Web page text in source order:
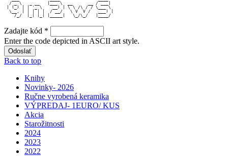
  / _ \   _ __   |___ \  __      __ / ___|
| (_) | | '_ \    __) | \ \ /\ / / \___ \
  \__, | | | | |  / __/   \ V  V /   ___) |
    /_/  |_| |_| |_____|   \_/\_/   |____/
Zadajte kód *
Enter the code depicted in ASCII art style.
Back to top
Knihy
Novinky- 2026
Ručne vyrobená keramika
VÝPREDAJ- 1EURO/ KUS
Akcia
Starožitnosti
2024
2023
2022